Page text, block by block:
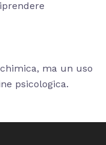
ma un uso
psicologica.